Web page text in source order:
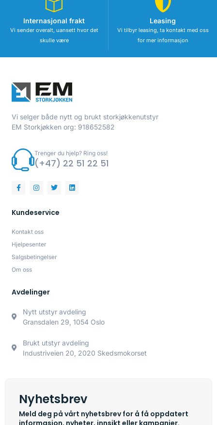
Internasjonal frakt
Vi sender overalt, uansett hvor det
skulle være
Leasing
Vi tilbyr leasing, ta kontakt med oss
for mer informasjon
Vi selger både nytt og brukt storkjøkkenutstyr
EM Storkjøkken org: 918652582
Trenger du hjelp? Ring oss!
(+47) 22 51 22 51
Kundeservice
Kontakt oss
Hjelpesenter
Salgsbetingelser
Om oss
Avdelinger
Nytt utstyr avdeling
Gransdalen 29, 1054 Oslo
Brukt utstyr avdeling
Industriveien 20, 2020 Skedsmokorset
Nyhetsbrev
Meld deg på vårt nyhetsbrev for å få oppdatert